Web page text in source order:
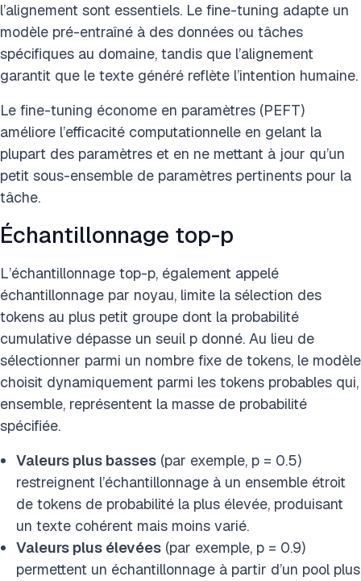
l’alignement sont essentiels. Le fine-tuning adapte un
modèle pré-entraîné à des données ou tâches
spécifiques au domaine, tandis que l’alignement
garantit que le texte généré reflète l’intention humaine.
Le fine-tuning économe en paramètres (PEFT)
améliore l’efficacité computationnelle en gelant la
plupart des paramètres et en ne mettant à jour qu’un
petit sous-ensemble de paramètres pertinents pour la
tâche.
Échantillonnage top-p
L’échantillonnage top-p, également appelé
échantillonnage par noyau, limite la sélection des
tokens au plus petit groupe dont la probabilité
cumulative dépasse un seuil p donné. Au lieu de
sélectionner parmi un nombre fixe de tokens, le modèle
choisit dynamiquement parmi les tokens probables qui,
ensemble, représentent la masse de probabilité
spécifiée.
Valeurs plus basses (par exemple, p = 0.5)
restreignent l’échantillonnage à un ensemble étroit
de tokens de probabilité la plus élevée, produisant
un texte cohérent mais moins varié.
Valeurs plus élevées (par exemple, p = 0.9)
permettent un échantillonnage à partir d’un pool plus